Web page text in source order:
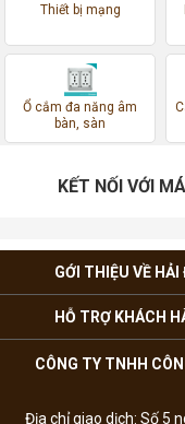
Thiết bị mạng
Ổ cắm đa năng âm
bàn, sàn
KẾT NỐI VỚI
GỚI THIỆU VỀ HẢI
HỖ TRỢ KHÁCH
CÔNG TY TNHH
Địa chỉ giao dịch: Số 5